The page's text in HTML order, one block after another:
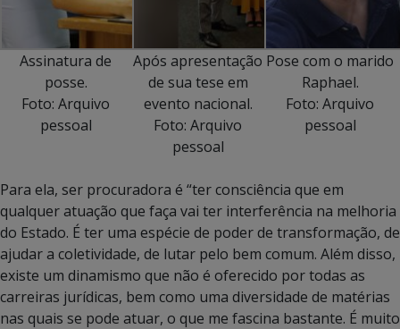
Assinatura de
posse.
Foto: Arquivo
pessoal
Após apresentação
de sua tese em
evento nacional.
Foto: Arquivo
pessoal
Pose com o marido
Raphael.
Foto: Arquivo
pessoal
Para ela, ser procuradora é “ter consciência que em
qualquer atuação que faça vai ter interferência na melhoria
do Estado. É ter uma espécie de poder de transformação, de
ajudar a coletividade, de lutar pelo bem comum. Além disso,
existe um dinamismo que não é oferecido por todas as
carreiras jurídicas, bem como uma diversidade de matérias
nas quais se pode atuar, o que me fascina bastante. É muito